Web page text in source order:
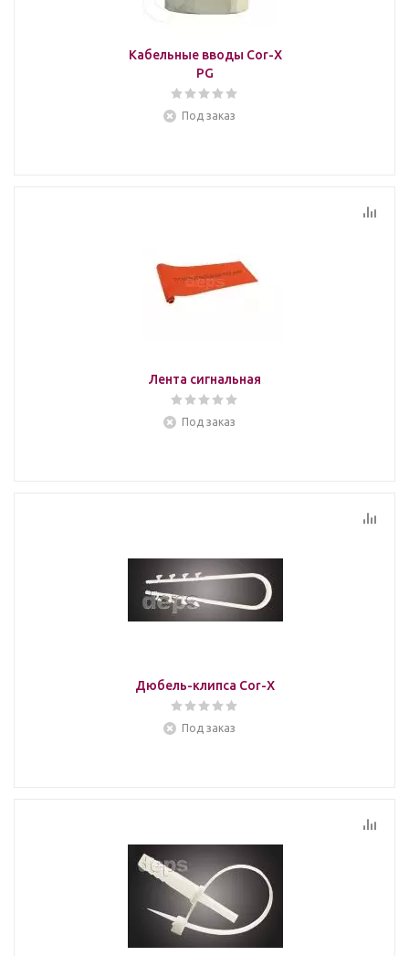
Кабельные вводы Cor-X
PG
Под заказ
Лента сигнальная
Под заказ
Дюбель-клипса Cor-X
Под заказ